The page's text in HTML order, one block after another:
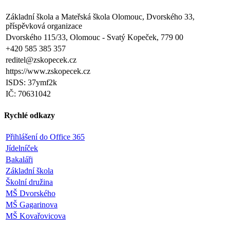
Základní škola a Mateřská škola Olomouc, Dvorského 33,
příspěvková organizace
Dvorského 115/33, Olomouc - Svatý Kopeček, 779 00
+420 585 385 357
reditel@zskopecek.cz
https://www.zskopecek.cz
ISDS: 37ymf2k
IČ: 70631042
Rychlé odkazy
Přihlášení do Office 365
Jídelníček
Bakaláři
Základní škola
Školní družina
MŠ Dvorského
MŠ Gagarinova
MŠ Kovařovicova